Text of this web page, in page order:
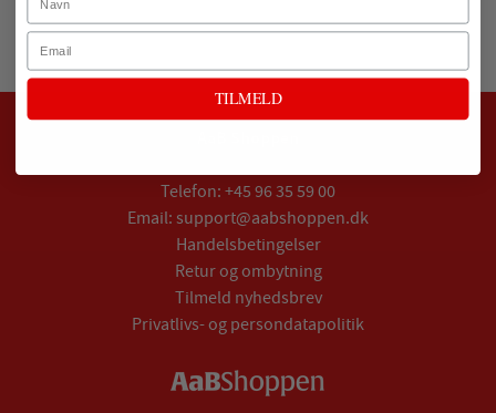
Telefon: +45 96 35 59 00
Email: support@aabshoppen.dk
Handelsbetingelser
Retur og ombytning
Tilmeld nyhedsbrev
Privatlivs- og persondatapolitik
Email
TILMELD